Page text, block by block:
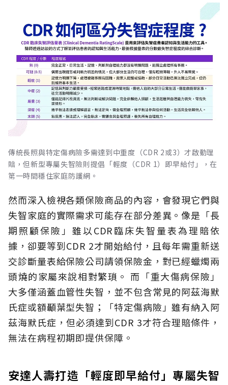
傳統長照與特定傷病險多需達到中重度（CDR 2或3）才啟動理
賠，但新型專屬失智險則提倡「輕度（CDR 1）即早給付」，在
第一時間穩住家庭防護網。
然而深入檢視各類保險商品的內容，會發現它們與
失智家庭的實際需求可能存在部分差異。像是「長
期照顧保險」雖以CDR臨床失智量表為理賠依
據，卻要等到CDR 2才開始給付，且每年需重新送
交診斷量表給保險公司請領保險金，對已經蠟燭兩
頭燒的家屬來說相對繁瑣。 而「重大傷病保險」
大多僅涵蓋血管性失智，並不包含常見的阿茲海默
氏症或額顳葉型失智；「特定傷病險」雖有納入阿
茲海默氏症，但必須達到CDR 3才符合理賠條件，
無法在病程初期即提供保障。
安達人壽打造「輕度即早給付」專屬失智